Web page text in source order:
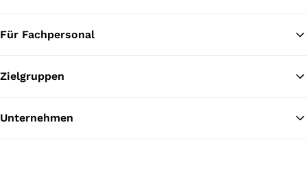
Für Fachpersonal
Zielgruppen
Unternehmen